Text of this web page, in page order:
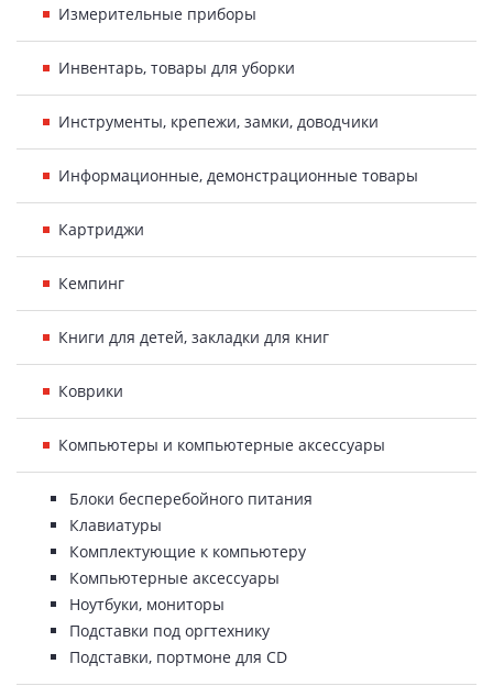
Измерительные приборы
Инвентарь, товары для уборки
Инструменты, крепежи, замки, доводчики
Информационные, демонстрационные товары
Картриджи
Кемпинг
Книги для детей, закладки для книг
Коврики
Компьютеры и компьютерные аксессуары
Блоки бесперебойного питания
Клавиатуры
Комплектующие к компьютеру
Компьютерные аксессуары
Ноутбуки, мониторы
Подставки под оргтехнику
Подставки, портмоне для CD